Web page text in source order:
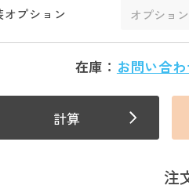
オプション
在庫： お問い合
計算
注